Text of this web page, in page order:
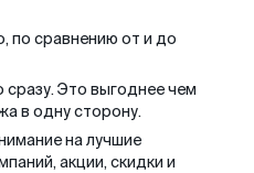
по сравнению от и до
сразу. Это выгоднее чем
в одну сторону.
на лучшие
акции, скидки и